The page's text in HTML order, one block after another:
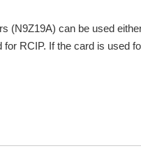
(N9Z19A) can be used
RCIP. If the card is used